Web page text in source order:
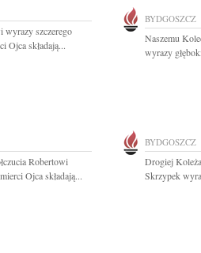
wyrazy szczerego
Ojca składają...
BYDGOSZCZ
Naszemu
wyrazy
Robertowi
Ojca składają...
BYDGOSZCZ
Drogiej
Skrzypek